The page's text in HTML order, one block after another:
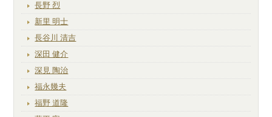
長野 烈
新里 明士
長谷川 清吉
深田 健介
深見 陶治
福永幾夫
福野 道隆